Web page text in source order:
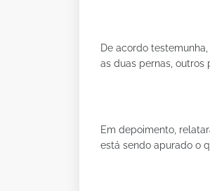
De acordo
as duas pernas, outros
Em depoimento,
está sendo apurado o